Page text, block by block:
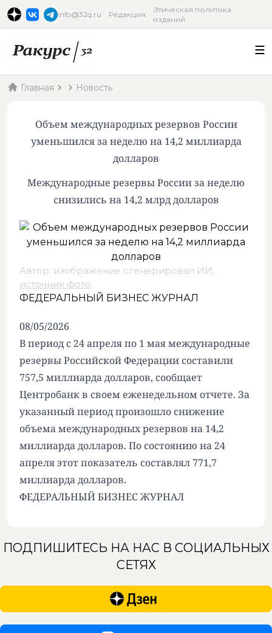
info@32q.ru Редакция
Этическая политика
изданий
Главная Новость
Объем международных резервов России
уменьшился за неделю на 14,2 миллиарда
долларов
Международные резервы России за неделю
снизились на 14,2 млрд долларов
Автор: изображение сгенерировал ИИ,
источник фото.
ФЕДЕРАЛЬНЫЙ БИЗНЕС ЖУРНАЛ
08/05/2026
В период с 24 апреля по 1 мая международные
резервы Российской Федерации составили
757,5 миллиарда долларов, сообщает
Центробанк в своем еженедельном отчете. За
указанный период произошло снижение
объема международных резервов на 14,2
миллиарда долларов. По состоянию на 24
апреля этот показатель составлял 771,7
миллиарда долларов.
ФЕДЕРАЛЬНЫЙ БИЗНЕС ЖУРНАЛ
ПОДПИШИТЕСЬ НА НАС В СОЦИАЛЬНЫХ
СЕТЯХ